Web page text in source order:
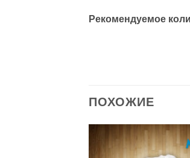
Рекомендуемое
ПОХОЖИЕ